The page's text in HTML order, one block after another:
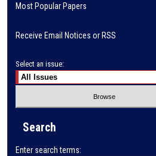
Most Popular Papers
Receive Email Notices or RSS
Select an issue:
Search
Enter search terms: